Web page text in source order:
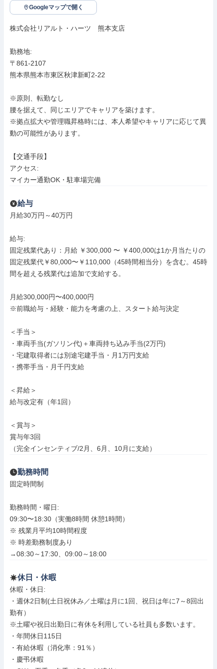
Googleマップで開く
株式会社リアルト・ハーツ　熊本支店
勤務地:
〒861-2107
熊本県熊本市東区秋津新町2-22
※原則、転勤なし
腰を据えて、同じエリアでキャリアを築けます。
※拠点拡大や管理職昇格時には、本人希望やキャリアに応じて異
動の可能性があります。
【交通手段】
アクセス:
マイカー通勤OK・駐車場完備
給与
月給30万円～40万円
給与:
固定残業代あり：月給 ￥300,000 〜 ￥400,000は1か月当たりの
固定残業代￥80,000〜￥110,000（45時間相当分）を含む。45時
間を超える残業代は追加で支給する。
月給300,000円〜400,000円
※前職給与・経験・能力を考慮の上、スタート給与決定
＜手当＞
・車両手当(ガソリン代)＋車両持ち込み手当(2万円)
・宅建取得者には別途宅建手当・月1万円支給
・携帯手当・月千円支給
＜昇給＞
給与改定有（年1回）
＜賞与＞
賞与年3回
（完全インセンティブ/2月、6月、10月に支給）
勤務時間
固定時間制
勤務時間・曜日:
09:30〜18:30（実働8時間 休憩1時間）
※ 残業月平均10時間程度
※ 時差勤務制度あり
→08:30～17:30、09:00～18:00
休日・休暇
休暇・休日:
・週休2日制(土日祝休み／土曜は月に1回、祝日は年に7～8回出
勤有）
※土曜や祝日出勤日に有休を利用している社員も多数います。
・年間休日115日
・有給休暇（消化率：91％）
・慶弔休暇